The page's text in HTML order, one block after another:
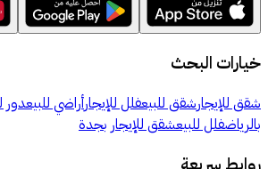
خيارات البحث
شقق للإيجارشقق للبيعفلل للإيجارأراضي للبيعدور
بالرياضفلل للبيعشقق للإيجار بجدة